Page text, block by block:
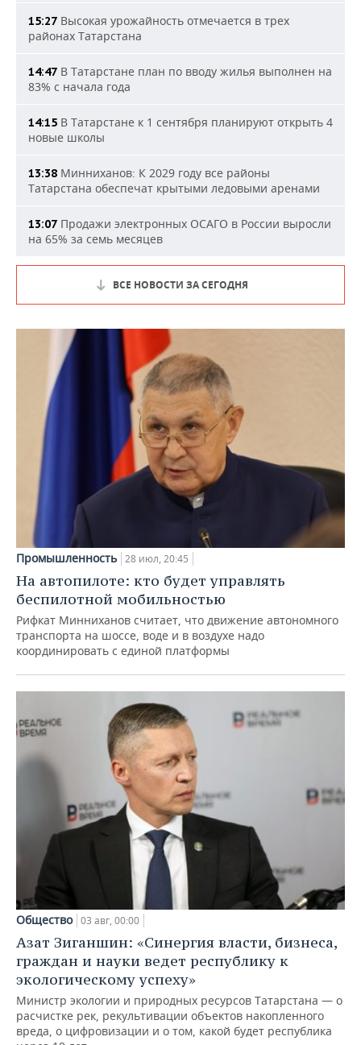
15:27 Высокая урожайность отмечается в трех
районах Татарстана
14:47 В Татарстане план по вводу жилья выполнен на
83% с начала года
14:15 В Татарстане к 1 сентября планируют открыть 4
новые школы
13:38 Минниханов: К 2029 году все районы
Татарстана обеспечат крытыми ледовыми аренами
13:07 Продажи электронных ОСАГО в России выросли
на 65% за семь месяцев
ВСЕ НОВОСТИ ЗА СЕГОДНЯ
Промышленность 28 июл, 20:45
На автопилоте: кто будет управлять
беспилотной мобильностью
Рифкат Минниханов считает, что движение автономного
транспорта на шоссе, воде и в воздухе надо
координировать с единой платформы
Общество 03 авг, 00:00
Азат Зиганшин: «Синергия власти, бизнеса,
граждан и науки ведет республику к
экологическому успеху»
Министр экологии и природных ресурсов Татарстана — о
расчистке рек, рекультивации объектов накопленного
вреда, о цифровизации и о том, какой будет республика